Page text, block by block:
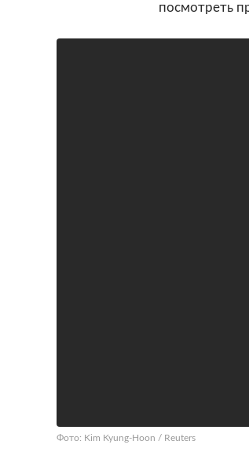
посмотреть
Фото: Kim Kyung-Hoon / Reuters